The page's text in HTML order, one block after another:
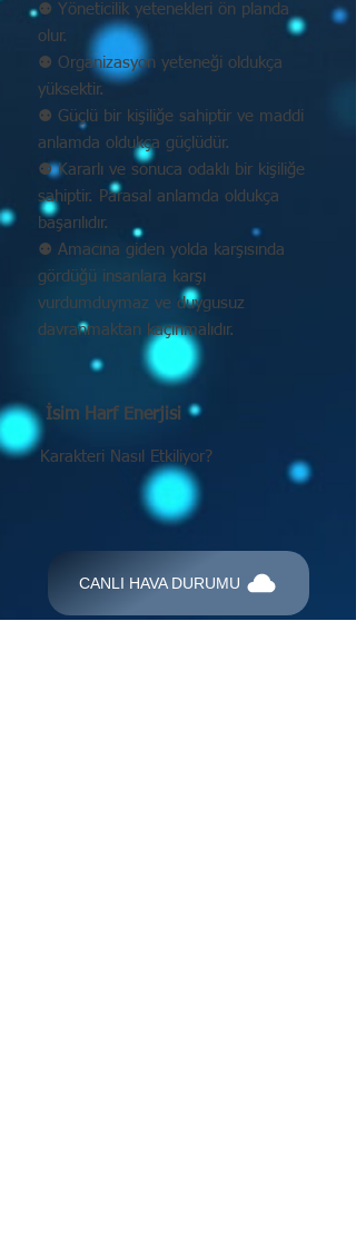
⚉ Yöneticilik yetenekleri ön planda
olur.
⚉ Organizasyon yeteneği oldukça
yüksektir.
⚉ Güçlü bir kişiliğe sahiptir ve maddi
anlamda oldukça güçlüdür.
⚉ Kararlı ve sonuca odaklı bir kişiliğe
sahiptir. Parasal anlamda oldukça
başarılıdır.
⚉ Amacına giden yolda karşısında
gördüğü insanlara karşı
vurdumduymaz ve duygusuz
davranmaktan kaçınmalıdır.
İsim Harf Enerjisi
Karakteri Nasıl Etkiliyor?
CANLI HAVA DURUMU